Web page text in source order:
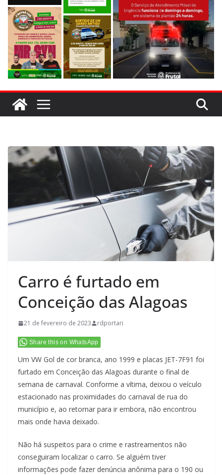
Carro é furtado em
Conceição das Alagoas
21 de fevereiro de 2023 rdportari
Share this on WhatsApp
Um VW Gol de cor branca, ano 1999 e placas JET-7F91 foi
furtado em Conceição das Alagoas durante o final de
semana de carnaval. Conforme a vítima, deixou o veículo
estacionado nas proximidades do carnaval de rua do
município e, ao retornar para ir embora, não encontrou
mais onde havia deixado.
Não há suspeitos para o crime e rastreamentos não
conseguiram localizar o carro. Se alguém tiver
informações pode fazer denúncia anônima para o 190 ou